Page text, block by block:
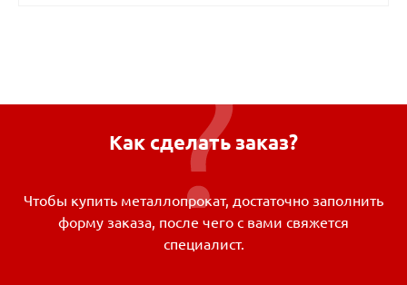
Как сделать заказ?
Чтобы купить металлопрокат, достаточно заполнить
форму заказа, после чего с вами свяжется
специалист.